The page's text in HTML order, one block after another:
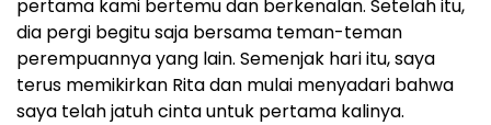
pertama kami bertemu dan berkenalan. Setelah itu,
dia pergi begitu saja bersama teman-teman
perempuannya yang lain. Semenjak hari itu, saya
terus memikirkan Rita dan mulai menyadari bahwa
saya telah jatuh cinta untuk pertama kalinya.